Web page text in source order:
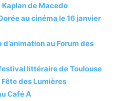
de Macedo
au cinéma le 16 janvier
au Forum des
littéraire de Toulouse
des Lumières
Café A